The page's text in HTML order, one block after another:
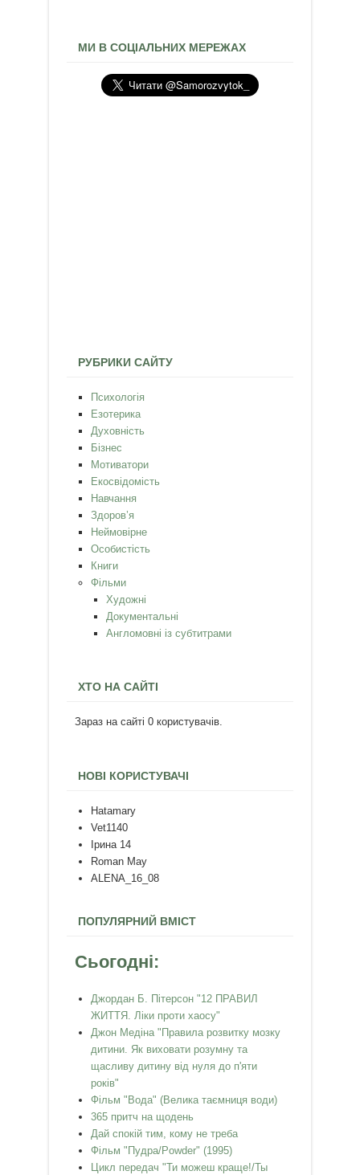
МИ В СОЦІАЛЬНИХ МЕРЕЖАХ
РУБРИКИ САЙТУ
Психологія
Езотерика
Духовність
Бізнес
Мотиватори
Екосвідомість
Навчання
Здоров’я
Неймовірне
Особистість
Книги
Фільми
Художні
Документальні
Англомовні із субтитрами
ХТО НА САЙТІ
Зараз на сайті 0 користувачів.
НОВІ КОРИСТУВАЧІ
Hatamary
Vet1140
Ірина 14
Roman May
ALENA_16_08
ПОПУЛЯРНИЙ ВМІСТ
Сьогодні:
Джордан Б. Пітерсон "12 ПРАВИЛ
ЖИТТЯ. Ліки проти хаосу"
Джон Медіна "Правила розвитку мозку
дитини. Як виховати розумну та
щасливу дитину від нуля до п'яти
років"
Фільм "Вода" (Велика таємниця води)
365 притч на щодень
Дай спокій тим, кому не треба
Фільм "Пудра/Powder" (1995)
Цикл передач "Ти можеш краще!/Ты